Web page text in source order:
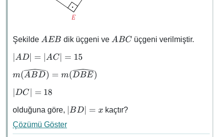
Şekilde AEB
AEB dik üçgeni ve ABC
ABC üçgeni verilmiştir.
\abs{AD}
\abs{AC}
= 15
∣AD∣ = ∣AC∣ = 15
m(\widehat{ABD})
m(\widehat{DBE})
m(ABD) = m(DBE)
\abs{DC}
DC = 18
olduğuna göre, \abs{BD}
BD = x kaçtır?
Çözümü Göster